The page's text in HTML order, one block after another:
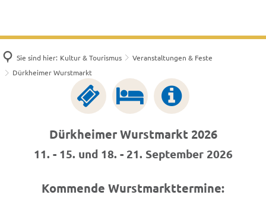
Sie sind hier: Kultur & Tourismus
Veranstaltungen & Feste
Dürkheimer Wurstmarkt
Dürkheimer Wurstmarkt 2026
11. - 15. und 18. - 21. September 2026
Kommende Wurstmarkttermine: